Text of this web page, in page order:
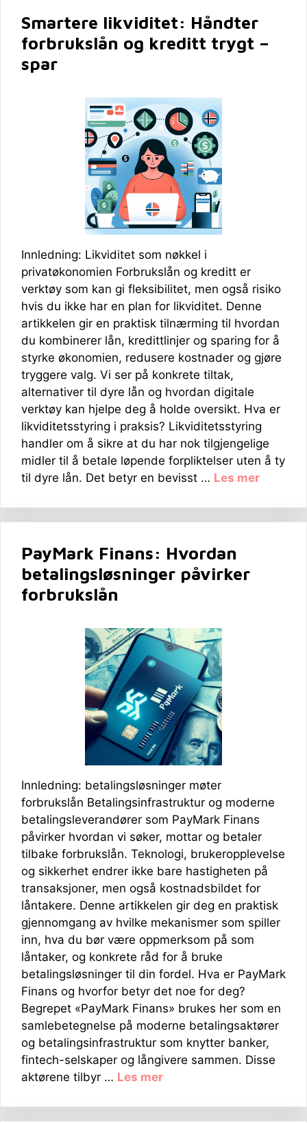
Smartere likviditet: Håndter
forbrukslån og kreditt trygt –
spar
Innledning: Likviditet som nøkkel i
privatøkonomien Forbrukslån og kreditt er
verktøy som kan gi fleksibilitet, men også risiko
hvis du ikke har en plan for likviditet. Denne
artikkelen gir en praktisk tilnærming til hvordan
du kombinerer lån, kredittlinjer og sparing for å
styrke økonomien, redusere kostnader og gjøre
tryggere valg. Vi ser på konkrete tiltak,
alternativer til dyre lån og hvordan digitale
verktøy kan hjelpe deg å holde oversikt. Hva er
likviditetsstyring i praksis? Likviditetsstyring
handler om å sikre at du har nok tilgjengelige
midler til å betale løpende forpliktelser uten å ty
til dyre lån. Det betyr en bevisst … Les mer
PayMark Finans: Hvordan
betalingsløsninger påvirker
forbrukslån
Innledning: betalingsløsninger møter
forbrukslån Betalingsinfrastruktur og moderne
betalingsleverandører som PayMark Finans
påvirker hvordan vi søker, mottar og betaler
tilbake forbrukslån. Teknologi, brukeropplevelse
og sikkerhet endrer ikke bare hastigheten på
transaksjoner, men også kostnadsbildet for
låntakere. Denne artikkelen gir deg en praktisk
gjennomgang av hvilke mekanismer som spiller
inn, hva du bør være oppmerksom på som
låntaker, og konkrete råd for å bruke
betalingsløsninger til din fordel. Hva er PayMark
Finans og hvorfor betyr det noe for deg?
Begrepet «PayMark Finans» brukes her som en
samlebetegnelse på moderne betalingsaktører
og betalingsinfrastruktur som knytter banker,
fintech-selskaper og långivere sammen. Disse
aktørene tilbyr … Les mer